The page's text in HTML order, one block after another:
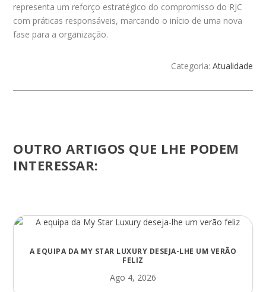
representa um reforço estratégico do compromisso do RJC
com práticas responsáveis, marcando o início de uma nova
fase para a organização.
Categoria: Atualidade
OUTRO ARTIGOS QUE LHE PODEM
INTERESSAR:
A EQUIPA DA MY STAR LUXURY DESEJA-LHE UM VERÃO
FELIZ
Ago 4, 2026